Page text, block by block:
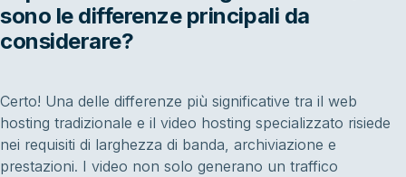
sono le differenze principali da
considerare?
Certo! Una delle differenze più significative tra il web
hosting tradizionale e il video hosting specializzato risiede
nei requisiti di larghezza di banda, archiviazione e
prestazioni. I video non solo generano un traffico